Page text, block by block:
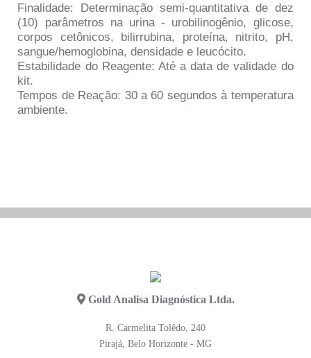
Finalidade: Determinação semi-quantitativa de dez
(10) parâmetros na urina - urobilinogênio, glicose,
corpos cetônicos, bilirrubina, proteína, nitrito, pH,
sangue/hemoglobina, densidade e leucócito.
Estabilidade do Reagente: Até a data de validade do
kit.
Tempos de Reação: 30 a 60 segundos à temperatura
ambiente.
Gold Analisa Diagnóstica Ltda.
R. Carmelita Tolêdo, 240
Pirajá, Belo Horizonte - MG